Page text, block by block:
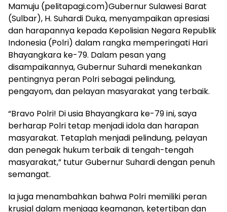
Mamuju (pelitapagi.com)Gubernur Sulawesi Barat
(Sulbar), H. Suhardi Duka, menyampaikan apresiasi
dan harapannya kepada Kepolisian Negara Republik
Indonesia (Polri) dalam rangka memperingati Hari
Bhayangkara ke-79. Dalam pesan yang
disampaikannya, Gubernur Suhardi menekankan
pentingnya peran Polri sebagai pelindung,
pengayom, dan pelayan masyarakat yang terbaik.
“Bravo Polri! Di usia Bhayangkara ke-79 ini, saya
berharap Polri tetap menjadi idola dan harapan
masyarakat. Tetaplah menjadi pelindung, pelayan
dan penegak hukum terbaik di tengah-tengah
masyarakat,” tutur Gubernur Suhardi dengan penuh
semangat.
Ia juga menambahkan bahwa Polri memiliki peran
krusial dalam menjaga keamanan, ketertiban dan